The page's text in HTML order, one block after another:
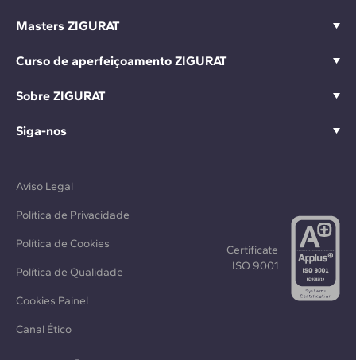
Masters ZIGURAT
Curso de aperfeiçoamento ZIGURAT
Sobre ZIGURAT
Siga-nos
Aviso Legal
Política de Privacidade
Política de Cookies
Política de Qualidade
Cookies Painel
Canal Ético
Certificate
ISO 9001